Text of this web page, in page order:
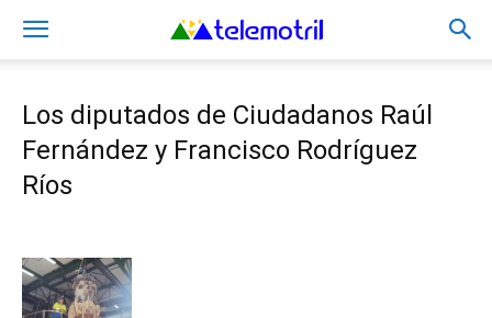
Los diputados de Ciudadanos Raúl
Fernández y Francisco Rodríguez
Ríos